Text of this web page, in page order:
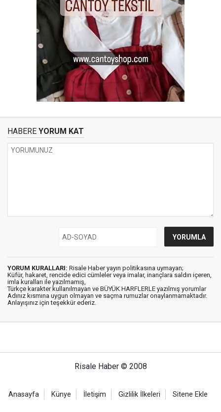
HABERE YORUM KAT
YORUM KURALLARI: Risale Haber yayın politikasına uymayan;
Küfür, hakaret, rencide edici cümleler veya imalar, inançlara saldırı içeren,
imla kuralları ile yazılmamış,
Türkçe karakter kullanılmayan ve BÜYÜK HARFLERLE yazılmış yorumlar
Adınız kısmına uygun olmayan ve saçma rumuzlar onaylanmamaktadır.
Anlayışınız için teşekkür ederiz.
Risale Haber © 2008
Anasayfa Künye İletişim Gizlilik İlkeleri Sitene Ekle